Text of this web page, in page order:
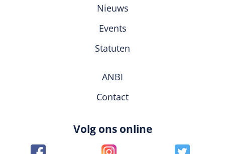
Nieuws
Events
Statuten
ANBI
Contact
Volg ons online